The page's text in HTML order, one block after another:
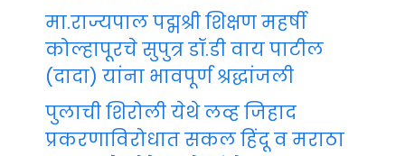
मा.राज्यपाल पद्मश्री शिक्षण महर्षी
कोल्हापूरचे सुपुत्र डॉ.डी वाय पाटील
(दादा) यांना भावपूर्ण श्रद्धांजली
पुलाची शिरोली येथे लव्ह जिहाद
प्रकरणाविरोधात सकल हिंदू व मराठा